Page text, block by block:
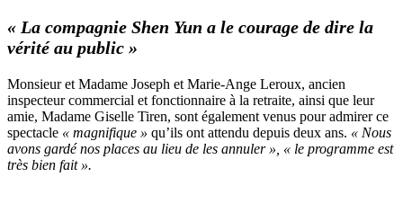
« La compagnie Shen Yun a le courage de dire la
vérité au public »
Monsieur et Madame Joseph et Marie-Ange Leroux, ancien
inspecteur commercial et fonctionnaire à la retraite, ainsi que leur
amie, Madame Giselle Tiren, sont également venus pour admirer ce
spectacle « magnifique » qu’ils ont attendu depuis deux ans. « Nous
avons gardé nos places au lieu de les annuler », « le programme est
très bien fait ».